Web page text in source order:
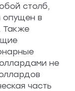
столб,
опущен в
Также
не
часть